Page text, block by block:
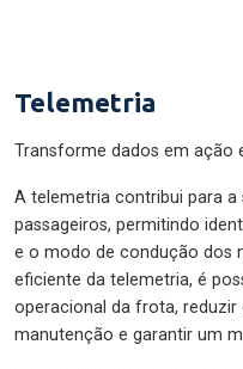
Telemetria
Transforme dados em ação
A telemetria contribui para
passageiros, permitindo
e o modo de condução dos
eficiente da telemetria, é
operacional da frota,
manutenção e garantir um